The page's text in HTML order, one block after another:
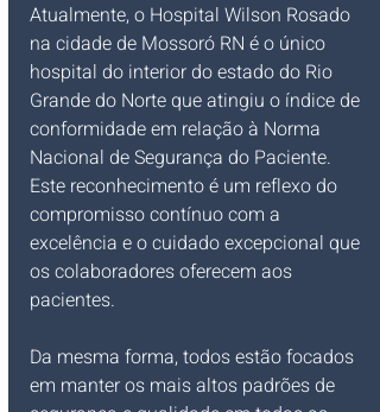
Atualmente, o Hospital Wilson Rosado
na cidade de Mossoró RN é o único
hospital do interior do estado do Rio
Grande do Norte que atingiu o índice de
conformidade em relação à Norma
Nacional de Segurança do Paciente.
Este reconhecimento é um reflexo do
compromisso contínuo com a
excelência e o cuidado excepcional que
os colaboradores oferecem aos
pacientes.
Da mesma forma, todos estão focados
em manter os mais altos padrões de